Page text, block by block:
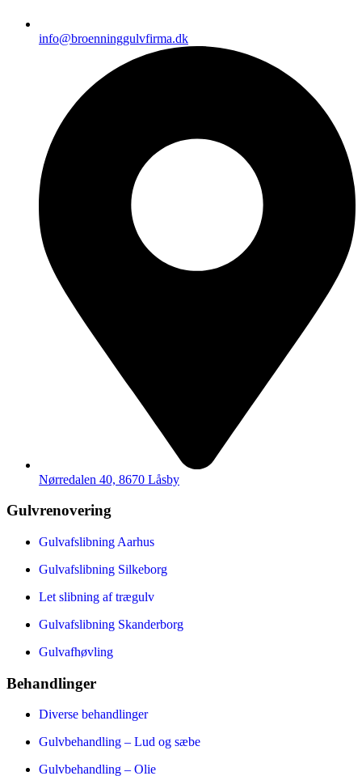
info@broenninggulvfirma.dk
Nørredalen 40, 8670 Låsby
Gulvrenovering
Gulvafslibning Aarhus
Gulvafslibning Silkeborg
Let slibning af trægulv
Gulvafslibning Skanderborg
Gulvafhøvling
Behandlinger
Diverse behandlinger
Gulvbehandling – Lud og sæbe
Gulvbehandling – Olie